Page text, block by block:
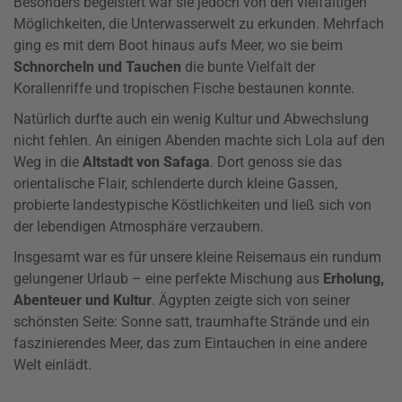
Möglichkeiten, die Unterwasserwelt zu erkunden. Mehrfach
ging es mit dem Boot hinaus aufs Meer, wo sie beim
Schnorcheln und Tauchen die bunte Vielfalt der
Korallenriffe und tropischen Fische bestaunen konnte.
Natürlich durfte auch ein wenig Kultur und Abwechslung
nicht fehlen. An einigen Abenden machte sich Lola auf den
Weg in die Altstadt von Safaga. Dort genoss sie das
orientalische Flair, schlenderte durch kleine Gassen,
probierte landestypische Köstlichkeiten und ließ sich von
der lebendigen Atmosphäre verzaubern.
Insgesamt war es für unsere kleine Reisemaus ein rundum
gelungener Urlaub – eine perfekte Mischung aus Erholung,
Abenteuer und Kultur. Ägypten zeigte sich von seiner
schönsten Seite: Sonne satt, traumhafte Strände und ein
faszinierendes Meer, das zum Eintauchen in eine andere
Welt einlädt.